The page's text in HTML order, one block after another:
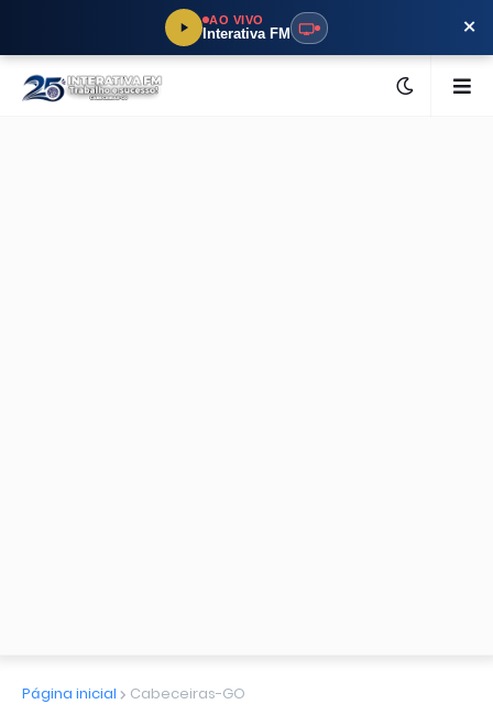
AO VIVO
Interativa FM ×
Página inicial Cabeceiras-GO